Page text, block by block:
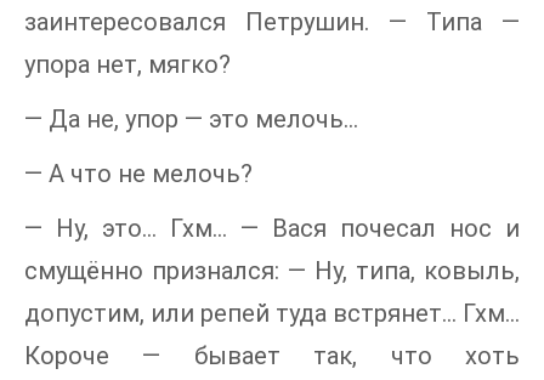
заинтересовался Петрушин. — Типа —
упора нет, мягко?
— Да не, упор — это мелочь...
— А что не мелочь?
— Ну, это... Гхм... — Вася почесал нос и
смущённо признался: — Ну, типа, ковыль,
допустим, или репей туда встрянет... Гхм...
Короче — бывает так, что хоть